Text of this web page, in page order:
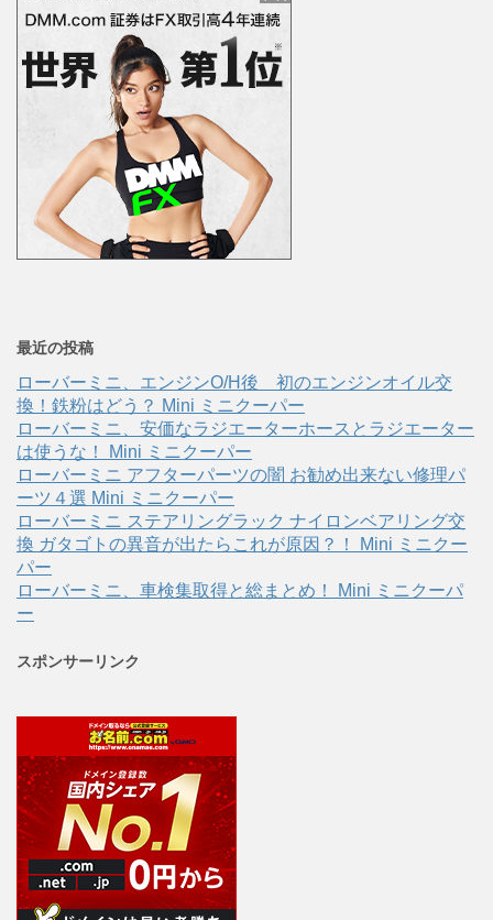
最近の投稿
ローバーミニ、エンジンO/H後 初のエンジンオイル交
換！鉄粉はどう？ Mini ミニクーパー
ローバーミニ、安価なラジエーターホースとラジエーター
は使うな！ Mini ミニクーパー
ローバーミニ アフターパーツの闇 お勧め出来ない修理パ
ーツ４選 Mini ミニクーパー
ローバーミニ ステアリングラック ナイロンベアリング交
換 ガタゴトの異音が出たらこれが原因？！ Mini ミニクー
パー
ローバーミニ、車検集取得と総まとめ！ Mini ミニクーパ
ー
スポンサーリンク